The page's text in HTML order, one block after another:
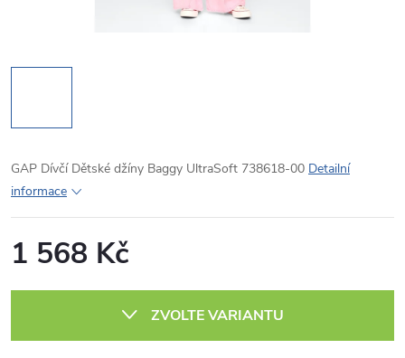
GAP Dívčí Dětské džíny Baggy UltraSoft 738618-00 Detailní
informace
1 568 Kč
ZVOLTE VARIANTU